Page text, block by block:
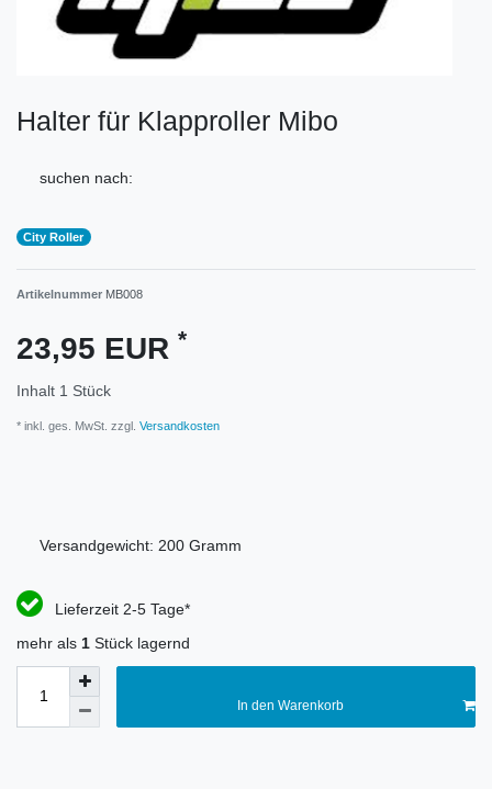
Halter für Klapproller Mibo
suchen nach:
City Roller
Artikelnummer MB008
23,95 EUR *
Inhalt 1 Stück
* inkl. ges. MwSt. zzgl. Versandkosten
Versandgewicht: 200 Gramm
Lieferzeit 2-5 Tage*
mehr als 1 Stück lagernd
In den Warenkorb